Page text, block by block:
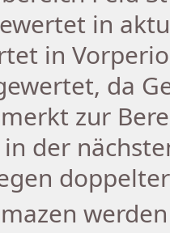
in
in
da
zur
der